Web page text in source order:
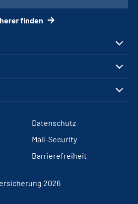
finden
Datenschutz
Mail-Security
Barrierefreiheit
2026